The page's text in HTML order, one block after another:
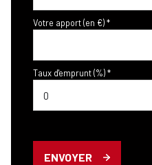
Votre apport (en €) *
Taux d'emprunt (%) *
ENVOYER